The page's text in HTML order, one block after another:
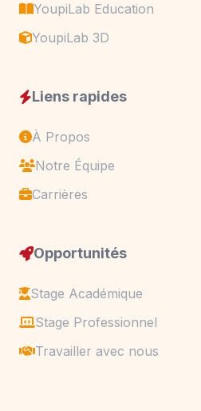
YoupiLab Education
YoupiLab 3D
Liens rapides
À Propos
Notre Équipe
Carrières
Opportunités
Stage Académique
Stage Professionnel
Travailler avec nous